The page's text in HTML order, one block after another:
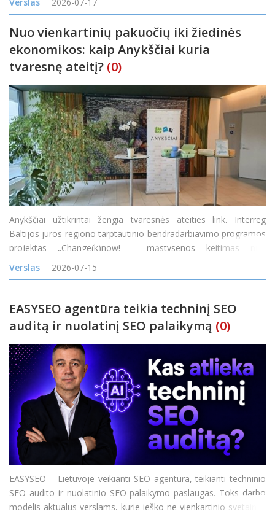
proc. mano, kad y
Nuo vienkartinių pakuočių iki žiedinės
ekonomikos: kaip Anykščiai kuria
tvaresnę ateitį? (0)
Anykščiai užtikrintai žengia tvaresnės ateities link. Interreg
Baltijos jūros regiono tarptautinio bendradarbiavimo programos
projektas „Change(k)now! – mąstysenos keitimas nuo
vienkartinio naudojimo į žiedines arba daugkartinio naudojimo
maisto pristatymo sistemas Baltijos jūros
Verslas 2026-07-15
EASYSEO agentūra teikia techninį SEO
auditą ir nuolatinį SEO palaikymą (0)
EASYSEO – Lietuvoje veikianti SEO agentūra, teikianti techninio
SEO audito ir nuolatinio SEO palaikymo paslaugas. Toks darbo
modelis aktualus verslams, kurie ieško ne vienkartinio svetainės